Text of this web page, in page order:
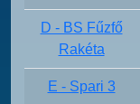
D - BS Fűzfő
Rakéta
E - Spari 3